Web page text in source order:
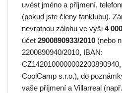
uvést jméno a příjmení,
(pokud jste členy fanklubu).
nevratnou zálohu ve výši 4
účet 2900890933/2010 (nebo
2200890940/2010, IBAN:
CoolCamp s.r.o.), do
vaše příjmení a Villarreal